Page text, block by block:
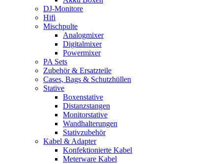
DJ-Monitore
Hifi
Mischpulte
Analogmixer
Digitalmixer
Powermixer
PA Sets
Zubehör & Ersatzteile
Cases, Bags & Schutzhüllen
Stative
Boxenstative
Distanzstangen
Monitorstative
Wandhalterungen
Stativzubehör
Kabel & Adapter
Konfektionierte Kabel
Meterware Kabel